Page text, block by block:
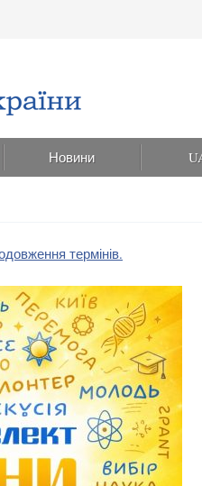
Новини
термінів.